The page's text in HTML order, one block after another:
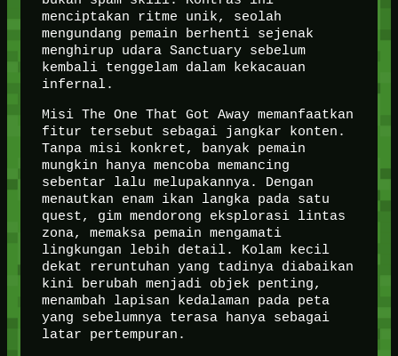
menciptakan ritme unik, seolah
mengundang pemain berhenti sejenak
menghirup udara Sanctuary sebelum
kembali tenggelam dalam kekacauan
infernal.
Misi The One That Got Away memanfaatkan
fitur tersebut sebagai jangkar konten.
Tanpa misi konkret, banyak pemain
mungkin hanya mencoba memancing
sebentar lalu melupakannya. Dengan
menautkan enam ikan langka pada satu
quest, gim mendorong eksplorasi lintas
zona, memaksa pemain mengamati
lingkungan lebih detail. Kolam kecil
dekat reruntuhan yang tadinya diabaikan
kini berubah menjadi objek penting,
menambah lapisan kedalaman pada peta
yang sebelumnya terasa hanya sebagai
latar pertempuran.